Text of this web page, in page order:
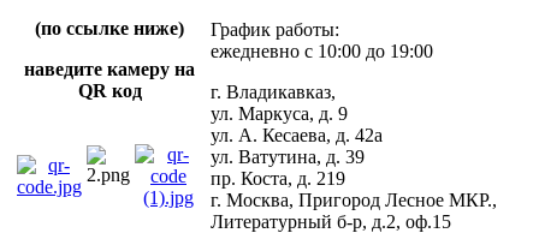
(по ссылке ниже)
наведите камеру на
QR код
График работы:
ежедневно с 10:00 до 19:00
г. Владикавказ,
ул. Маркуса, д. 9
ул. А. Кесаева, д. 42а
ул. Ватутина, д. 39
пр. Коста, д. 219
г. Москва, Пригород Лесное МКР.,
Литературный б-р, д.2, оф.15